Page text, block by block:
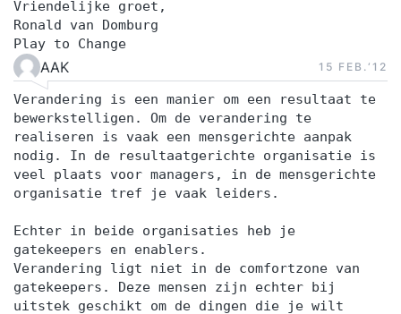
Vriendelijke groet,
Ronald van Domburg
Play to Change
AAK 15 FEB.‘12
Verandering is een manier om een resultaat te
bewerkstelligen. Om de verandering te
realiseren is vaak een mensgerichte aanpak
nodig. In de resultaatgerichte organisatie is
veel plaats voor managers, in de mensgerichte
organisatie tref je vaak leiders.
Echter in beide organisaties heb je
gatekeepers en enablers.
Verandering ligt niet in de comfortzone van
gatekeepers. Deze mensen zijn echter bij
uitstek geschikt om de dingen die je wilt